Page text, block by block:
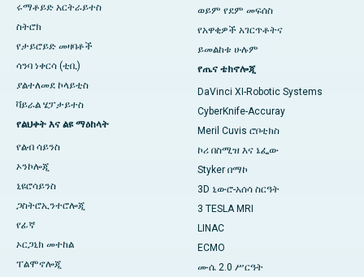
ሩማቶይድ አርትራይተስ
ስትሮክ
የታይሮይድ መዛባቶች
ሳንባ ነቀርሳ (ቲቢ)
ያልተለመደ ኮላይቲስ
ቫይራል ሄፓታይተስ
የልህቀት እና ልዩ ማዕከላት
የልብ ሳይንስ
ኦንኮሎጂ
ኒዩሮሳይንስ
ጋስትሮኢንተሮሎጂ
የፊኛ
ኦርጋኒክ መተከል
ፐልሞኖሎጂ
ወይም የደም መፍሰስ
የአዋቂዎች አገርጥቶትና
ይመልከቱ ሁሉም
የጤና ቴክኖሎጂ
DaVinci XI-Robotic Systems
CyberKnife-Accuray
Meril Cuvis ሮቦቲክስ
ኮሪ በስሚዝ እና ኔፌው
Styker በማኮ
3D ኒውሮ-አሰሳ ስርዓት
3 TESLA MRI
LINAC
ECMO
ሙሴ 2.0 ሥርዓት